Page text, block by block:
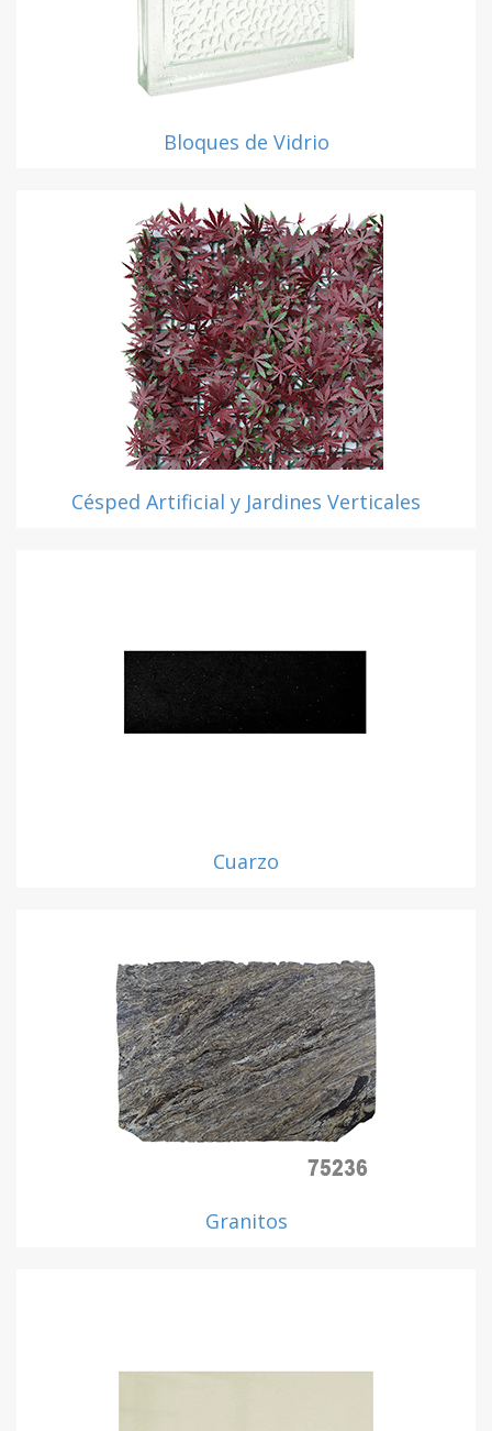
Bloques de Vidrio
Césped Artificial y Jardines Verticales
Cuarzo
Granitos